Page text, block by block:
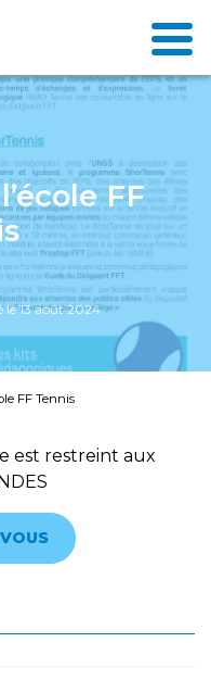
FF
le 13 août 2024
FF Tennis
est restreint aux